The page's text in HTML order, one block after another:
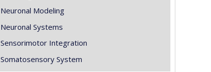
Neuronal Modeling
Neuronal Systems
Sensorimotor Integration
Somatosensory System